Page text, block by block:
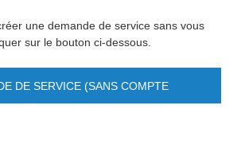
une demande de service sans vous
sur le bouton ci-dessous.
DE SERVICE (SANS COMPTE